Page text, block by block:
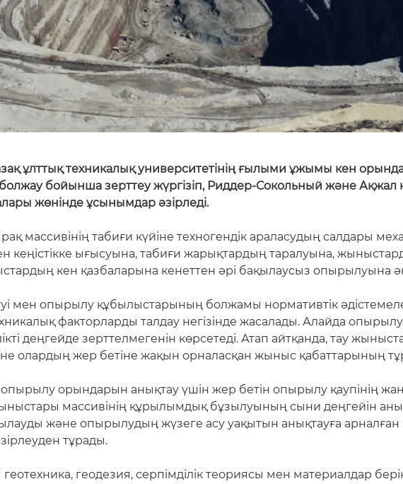
ұлттық техникалық университетінің ғылыми ұжымы кен
бойынша зерттеу жүргізіп, Риддер-Сокольный және Ақжал
жөнінде ұсынымдар әзірледі.
массивінің табиғи күйіне техногендік араласудың салдары
кеңістікке ығысуына, табиғи жарықтардың таралуына,
кен қазбаларына кенеттен әрі бақылаусыз опырылуына
мен опырылу құбылыстарының болжамы нормативтік
факторларды талдау негізінде жасалады. Алайда
деңгейде зерттелмегенін көрсетеді. Атап айтқанда, тау
олардың жер бетіне жақын орналасқан жыныс қабаттарының
орындарын анықтау үшін жер бетін опырылу қаупінің
массивінің құрылымдық бұзылуының сыни деңгейін
және опырылудың жүзеге асу уақытын анықтауға
тұрады.
геодезия, серпімділік теориясы мен материалдар